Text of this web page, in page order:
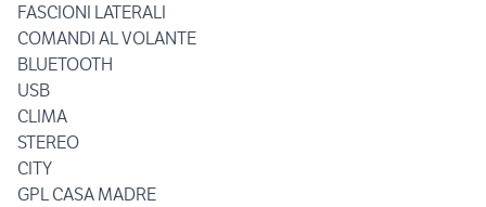
FASCIONI LATERALI
COMANDI AL VOLANTE
BLUETOOTH
USB
CLIMA
STEREO
CITY
GPL CASA MADRE